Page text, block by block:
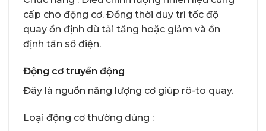
cấp cho động cơ. Đồng thời duy trì tốc độ
quay ổn định dù tải tăng hoặc giảm và ổn
định tần số điện.
Động cơ truyền động
Đây là nguồn năng lượng cơ giúp rô-to quay.
Loại động cơ thường dùng :